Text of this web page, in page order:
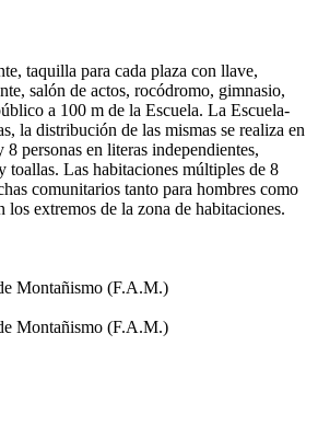
taquilla para cada plaza con llave,
salón de actos, rocódromo, gimnasio,
a 100 m de la Escuela. La Escuela-
la distribución de las mismas se realiza en
personas en literas independientes,
toallas. Las habitaciones múltiples de 8
comunitarios tanto para hombres como
los extremos de la zona de habitaciones.
Montañismo (F.A.M.)
Montañismo (F.A.M.)